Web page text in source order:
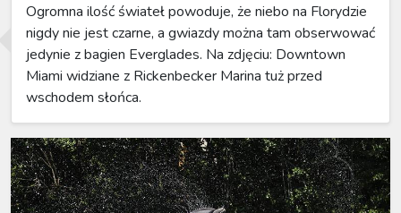
Ogromna ilość świateł powoduje, że niebo na Florydzie
nigdy nie jest czarne, a gwiazdy można tam obserwować
jedynie z bagien Everglades. Na zdjęciu: Downtown
Miami widziane z Rickenbecker Marina tuż przed
wschodem słońca.